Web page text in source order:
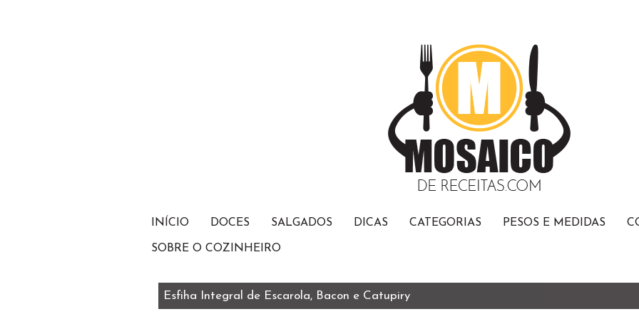
INÍCIO DOCES SALGADOS DICAS CATEGORIAS PESOS E MEDIDAS
SOBRE O COZINHEIRO
Esfiha Integral de Escarola, Bacon e Catupiry